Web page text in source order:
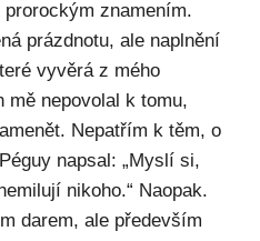
znamením.
prázdnotu, ale naplnění
vyvěrá z mého
mě nepovolal k tomu,
Nepatřím k těm, o
napsal: „Myslí si,
nikoho.“ Naopak.
darem, ale především